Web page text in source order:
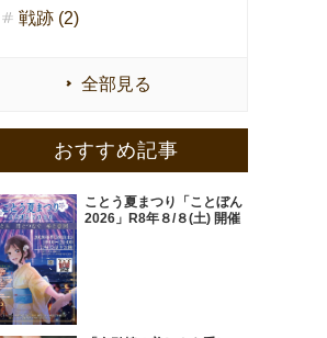
戦跡 (2)
全部見る
おすすめ記事
ことう夏まつり「ことぼん
2026」R8年８/８(土) 開催